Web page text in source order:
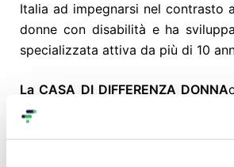
Italia ad impegnarsi nel contrasto
donne con disabilità e ha
specializzata attiva da più di 10
LaCASA DI DIFFERENZA DONNA
con disabilità uno spazio
accoglienza e garantirà loro